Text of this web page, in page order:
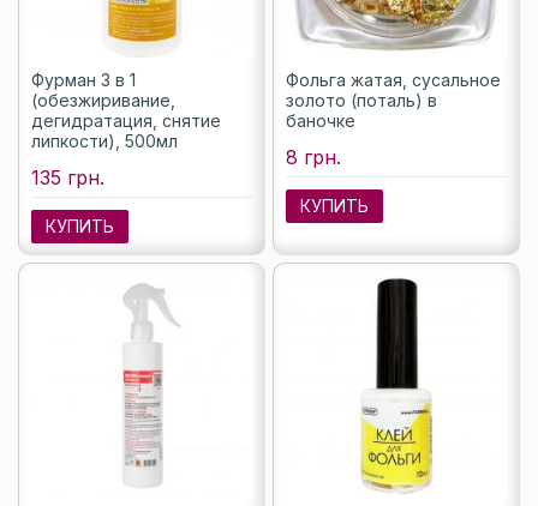
Фурман 3 в 1
(обезжиривание,
дегидратация, снятие
липкости), 500мл
135 грн.
КУПИТЬ
Фольга жатая, сусальное
золото (поталь) в
баночке
8 грн.
КУПИТЬ